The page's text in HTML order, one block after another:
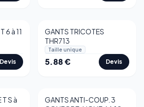
6 à 11
Devis
GANTS TRICOTES
THR713
Taille unique
5.88€ Devis
S à
GANTS ANTI-COUP. 3